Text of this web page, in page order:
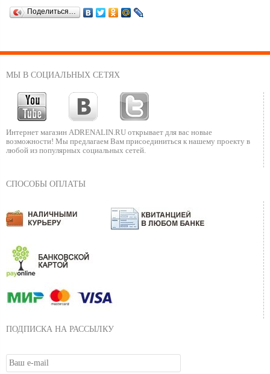
Поделиться…
МЫ В СОЦИАЛЬНЫХ СЕТЯХ
Интернет магазин ADRENALIN.RU открывает для вас новые
возможности! Мы предлагаем Вам присоединиться к нашему проекту в
любой из популярных социальных сетей.
СПОСОБЫ ОПЛАТЫ
ПОДПИСКА НА РАССЫЛКУ